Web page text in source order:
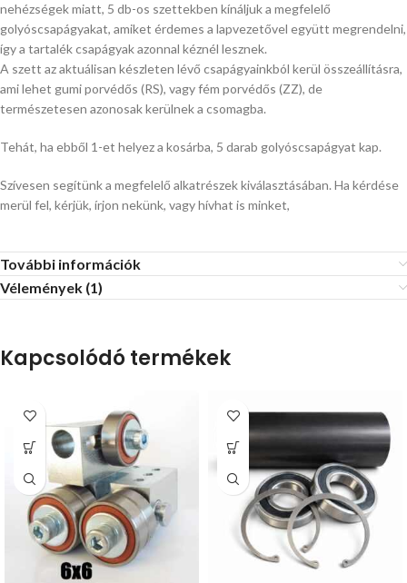
nehézségek miatt, 5 db-os szettekben kínáljuk a megfelelő
golyóscsapágyakat, amiket érdemes a lapvezetővel együtt megrendelni,
így a tartalék csapágyak azonnal kéznél lesznek.
A szett az aktuálisan készleten lévő csapágyainkból kerül összeállításra,
ami lehet gumi porvédős (RS), vagy fém porvédős (ZZ), de
természetesen azonosak kerülnek a csomagba.
Tehát, ha ebből 1-et helyez a kosárba, 5 darab golyóscsapágyat kap.
Szívesen segítünk a megfelelő alkatrészek kiválasztásában. Ha kérdése
merül fel, kérjük, írjon nekünk, vagy hívhat is minket,
További információk
Vélemények (1)
Kapcsolódó termékek